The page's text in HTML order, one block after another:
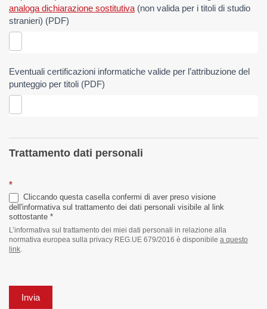
analoga dichiarazione sostitutiva (non valida per i titoli di studio
stranieri) (PDF)
Eventuali certificazioni informatiche valide per l’attribuzione del
punteggio per titoli (PDF)
Trattamento dati personali
*
Cliccando questa casella confermi di aver preso visione
dell'informativa sul trattamento dei dati personali visibile al link
sottostante *
L’informativa sul trattamento dei miei dati personali in relazione alla
normativa europea sulla privacy REG.UE 679/2016 è disponibile a questo
link
Invia